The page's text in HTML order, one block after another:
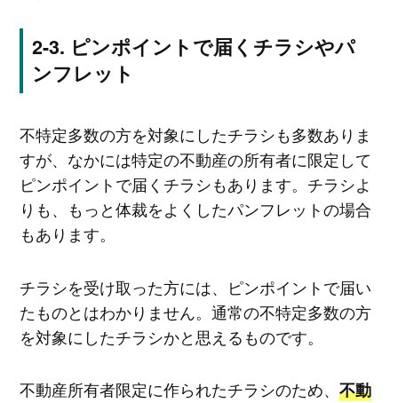
ピンポイントで届くチラシやパ
ンフレット
不特定多数の方を対象にしたチラシも多数ありま
すが、なかには特定の不動産の所有者に限定して
ピンポイントで届くチラシもあります。チラシよ
りも、もっと体裁をよくしたパンフレットの場合
もあります。
チラシを受け取った方には、ピンポイントで届い
たものとはわかりません。通常の不特定多数の方
を対象にしたチラシかと思えるものです。
不動産所有者限定に作られたチラシのため、 不動